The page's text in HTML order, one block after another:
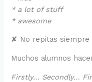
* a lot of stuff
* awesome
✘ No repitas siempre
Muchos alumnos
Firstly… Secondly…